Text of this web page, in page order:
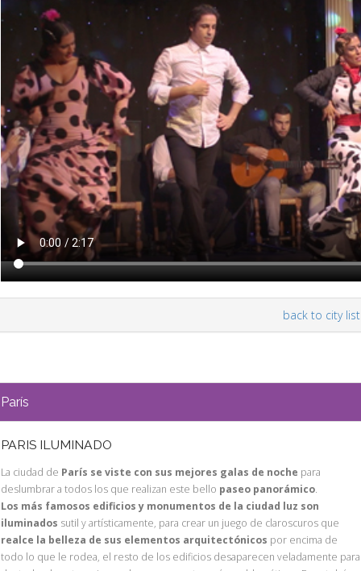
back to city list
París
PARIS ILUMINADO
La ciudad de París se viste con sus mejores galas de noche para
deslumbrar a todos los que realizan este bello paseo panorámico.
Los más famosos edificios y monumentos de la ciudad luz son
iluminados sutil y artísticamente, para crear un juego de claroscuros que
realce la belleza de sus elementos arquitectónicos por encima de
todo lo que le rodea, el resto de los edificios desaparecen veladamente para